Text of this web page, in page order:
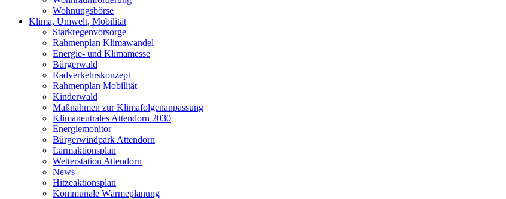
Wohnungsbörse
Klima, Umwelt, Mobilität
Starkregenvorsorge
Rahmenplan Klimawandel
Energie- und Klimamesse
Bürgerwald
Radverkehrskonzept
Rahmenplan Mobilität
Kinderwald
Maßnahmen zur Klimafolgenanpassung
Klimaneutrales Attendorn 2030
Energiemonitor
Bürgerwindpark Attendorn
Lärmaktionsplan
Wetterstation Attendorn
News
Hitzeaktionsplan
Kommunale Wärmeplanung